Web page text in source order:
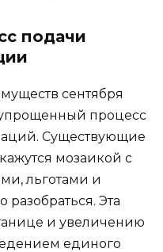
подачи
сентября
процесс
Существующие
мозаикой с
льготами и
Эта
и увеличению
единого